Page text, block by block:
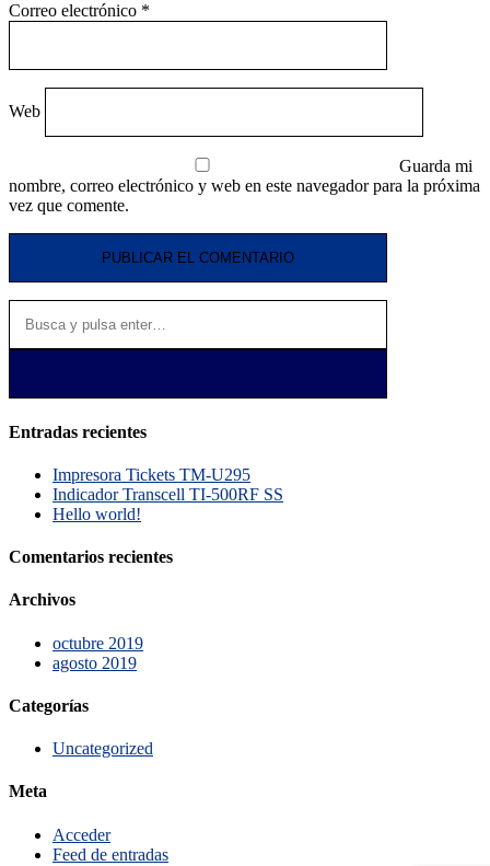
Correo electrónico *
Web
Guarda mi
nombre, correo electrónico y web en este navegador para la próxima
vez que comente.
Entradas recientes
Impresora Tickets TM-U295
Indicador Transcell TI-500RF SS
Hello world!
Comentarios recientes
Archivos
octubre 2019
agosto 2019
Categorías
Uncategorized
Meta
Acceder
Feed de entradas